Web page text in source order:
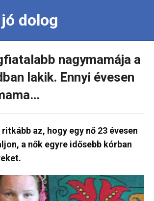
dolog
nagymamája a
lakik. Ennyi évesen
az, hogy egy nő 23 évesen
a nők egyre idősebb kórban